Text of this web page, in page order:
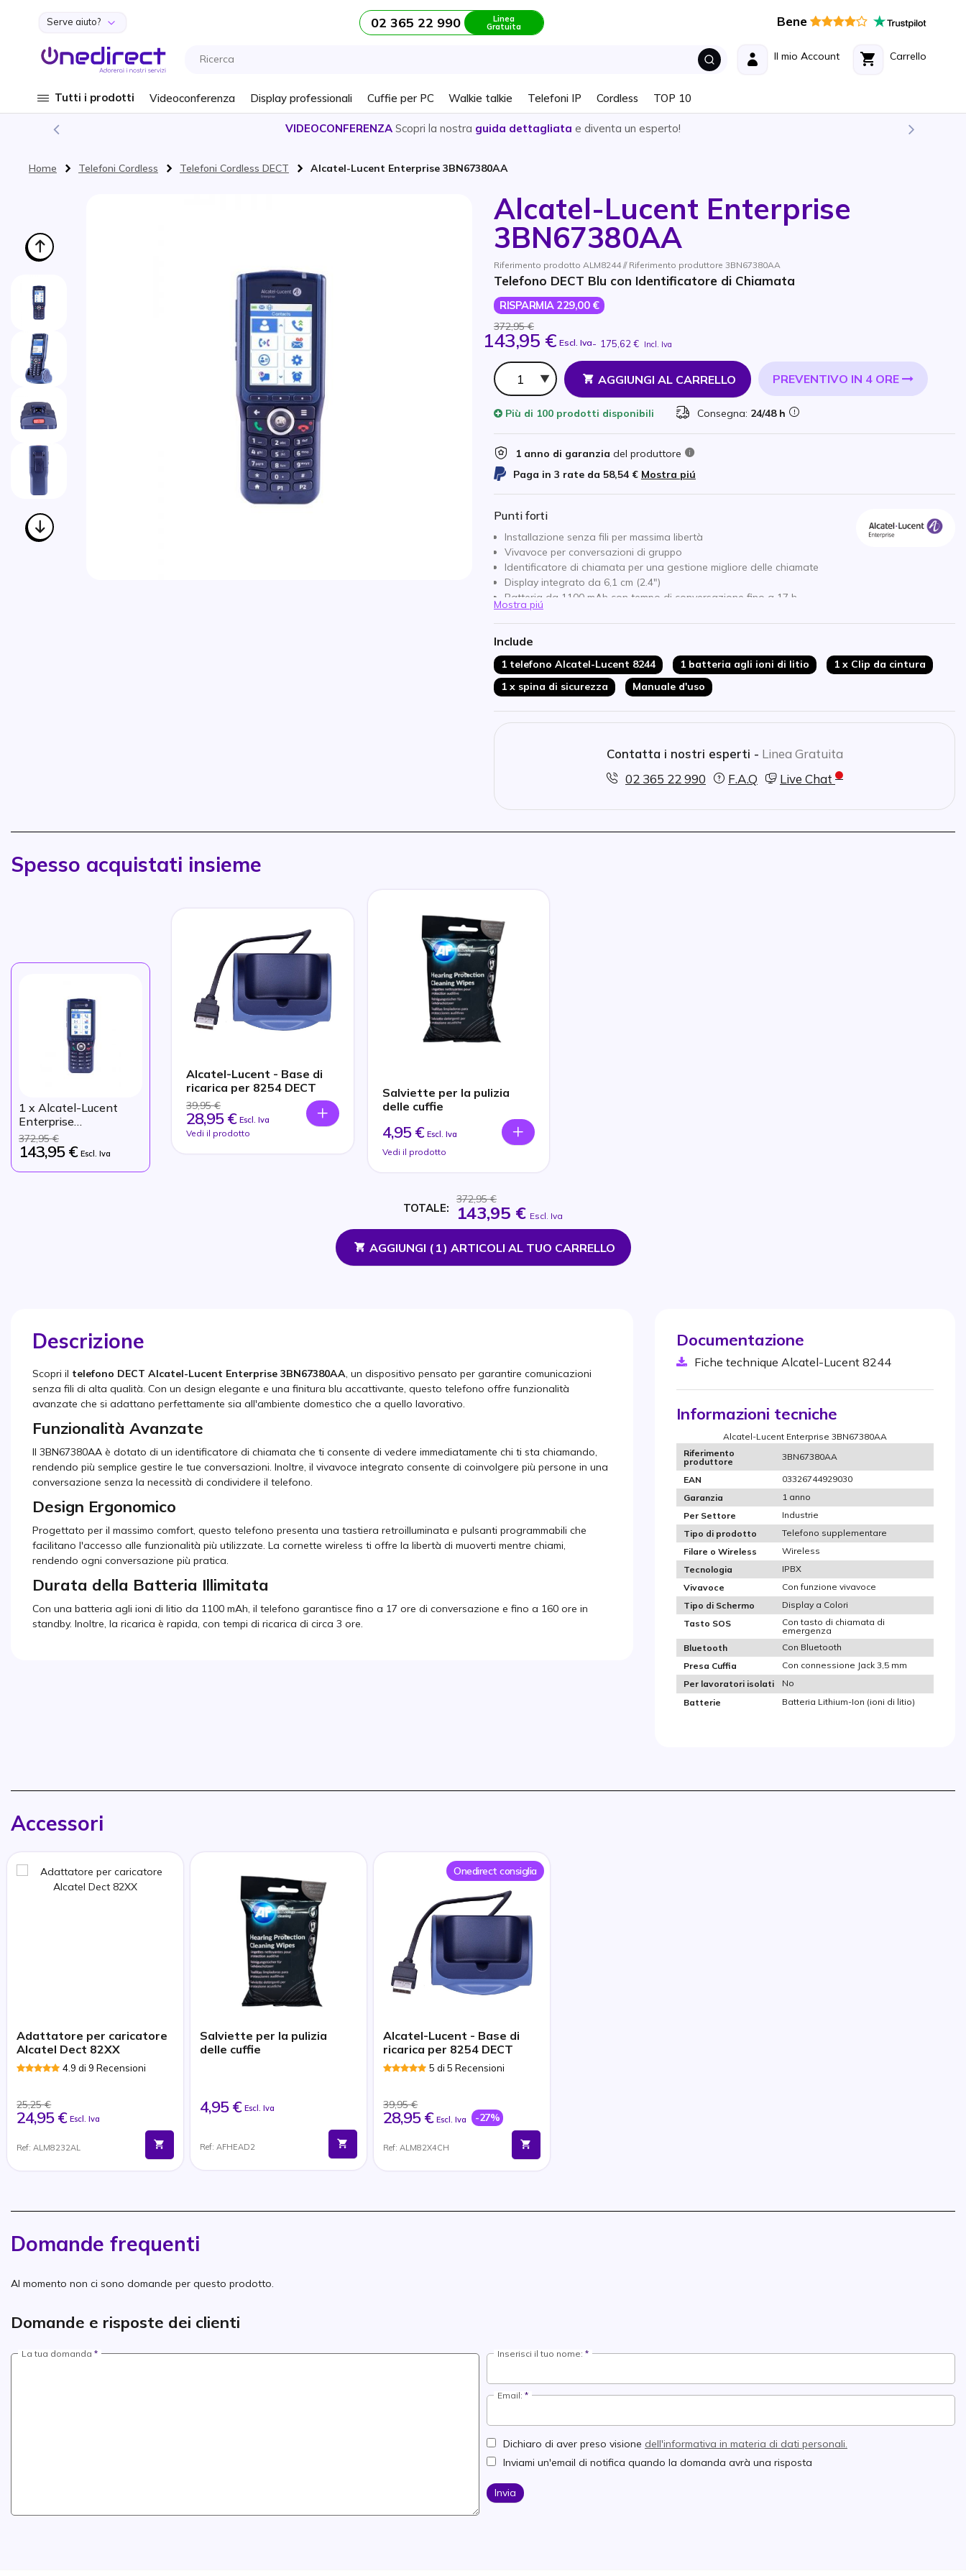
Salta al contenuto
Serve aiuto? 02 365 22 990 Linea
Gratuita Bene
Carrello
Il mio Account
Tutti i prodotti Videoconferenza Display professionali Cuffie per PC Walkie talkie Telefoni IP Cordless TOP 10
VIDEOCONFERENZA Scopri la nostra guida dettagliata e diventa un esperto!
Home Telefoni Cordless Telefoni Cordless DECT Alcatel-Lucent Enterprise 3BN67380AA
Alcatel-Lucent Enterprise
3BN67380AA
Riferimento prodotto ALM8244 // Riferimento produttore 3BN67380AA
Telefono DECT Blu con Identificatore di Chiamata
RISPARMIA 229,00 €
372,95 €
143,95 € Escl. Iva- 175,62 € Incl. Iva
Qtà
AGGIUNGI AL CARRELLO PREVENTIVO IN 4 ORE
Più di 100 prodotti disponibili Consegna: 24/48 h
1 anno di garanzia del produttore
Paga in 3 rate da 58,54 € Mostra piú
Punti forti
Installazione senza fili per massima libertà
Vivavoce per conversazioni di gruppo
Identificatore di chiamata per una gestione migliore delle chiamate
Display integrato da 6,1 cm (2.4")
Batteria da 1100 mAh con tempo di conversazione fino a 17 h
Compatibilità Bluetooth
Tasti di scelta rapida programmabili per un accesso rapido
Mostra piú
Include
1 telefono Alcatel-Lucent 8244 1 batteria agli ioni di litio
1 x Clip da cintura
1 x spina di sicurezza
Manuale d'uso
Contatta i nostri esperti - Linea Gratuita
02 365 22 990
F.A.Q Live Chat
Spesso acquistati insieme
1 x Alcatel-Lucent
Enterprise
3BN67380AA
372,95 €
143,95 € Escl. Iva
Alcatel-Lucent - Base di
ricarica per 8254 DECT
39,95 €
28,95 € Escl. Iva
Vedi il prodotto
Salviette per la pulizia
delle cuffie
4,95 € Escl. Iva
Vedi il prodotto
TOTALE:
372,95 €
143,95 € Escl. Iva
AGGIUNGI ( 1) ARTICOLI AL TUO CARRELLO
Descrizione
Scopri il telefono DECT Alcatel-Lucent Enterprise 3BN67380AA, un dispositivo pensato per garantire comunicazioni
senza fili di alta qualità. Con un design elegante e una finitura blu accattivante, questo telefono offre funzionalità
avanzate che si adattano perfettamente sia all'ambiente domestico che a quello lavorativo.
Funzionalità Avanzate
Il 3BN67380AA è dotato di un identificatore di chiamata che ti consente di vedere immediatamente chi ti sta chiamando,
rendendo più semplice gestire le tue conversazioni. Inoltre, il vivavoce integrato consente di coinvolgere più persone in una
conversazione senza la necessità di condividere il telefono.
Design Ergonomico
Progettato per il massimo comfort, questo telefono presenta una tastiera retroilluminata e pulsanti programmabili che
facilitano l'accesso alle funzionalità più utilizzate. La cornette wireless ti offre la libertà di muoverti mentre chiami,
rendendo ogni conversazione più pratica.
Durata della Batteria Illimitata
Con una batteria agli ioni di litio da 1100 mAh, il telefono garantisce fino a 17 ore di conversazione e fino a 160 ore in
standby. Inoltre, la ricarica è rapida, con tempi di ricarica di circa 3 ore.
Documentazione
Fiche technique Alcatel-Lucent 8244
Informazioni tecniche
Alcatel-Lucent Enterprise 3BN67380AA
Riferimento
produttore
3BN67380AA
EAN
03326744929030
Garanzia
1 anno
Per Settore
Industrie
Tipo di prodotto
Telefono supplementare
Filare o Wireless
Wireless
Tecnologia
IPBX
Vivavoce
Con funzione vivavoce
Tipo di Schermo
Display a Colori
Tasto SOS
Con tasto di chiamata di
emergenza
Bluetooth
Con Bluetooth
Presa Cuffia
Con connessione Jack 3,5 mm
Per lavoratori isolati
No
Batterie
Batteria Lithium-Ion (ioni di litio)
Accessori
Adattatore per caricatore
Alcatel Dect 82XX
4.9 di 9 Recensioni
25,25 €
24,95 € Escl. Iva
Ref: ALM8232AL
Salviette per la pulizia
delle cuffie
4,95 € Escl. Iva
Ref: AFHEAD2
Onedirect consiglia
Alcatel-Lucent - Base di
ricarica per 8254 DECT
5 di 5 Recensioni
39,95 €
28,95 € Escl. Iva -27%
Ref: ALM82X4CH
Domande frequenti
Al momento non ci sono domande per questo prodotto.
Domande e risposte dei clienti
La tua domanda Inserisci il tuo nome:
Email:
Dichiaro di aver preso visione dell'informativa in materia di dati personali.
Inviami un'email di notifica quando la domanda avrà una risposta
Invia